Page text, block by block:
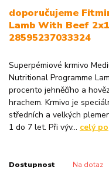
doporučujeme
Lamb With Beef
28595237033324
Superpémiové krmivo
Nutritional Programme
procento jehněčího a
hrachem. Krmivo je
středních a velkých
1 do 7 let. Při výv... celý
Dostupnost Na dotaz